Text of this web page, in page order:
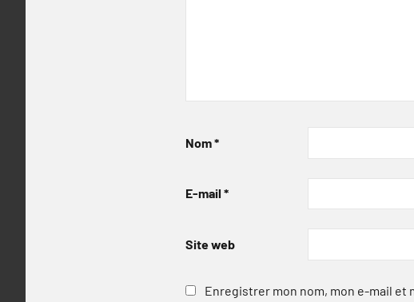
Nom*
E-mail *
Site web
Enregistrer mon nom, mon e-mail et